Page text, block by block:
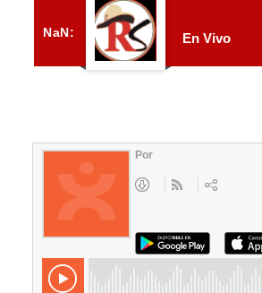
NaN: En Vivo